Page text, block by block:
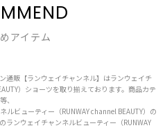
アイテム
通販【ランウェイチャンネル】はランウェイチ
）ショーツを取り揃えております。商品カテ
、
ビューティー（RUNWAY channel BEAUTY）の
ランウェイチャンネルビューティー（RUNWAY